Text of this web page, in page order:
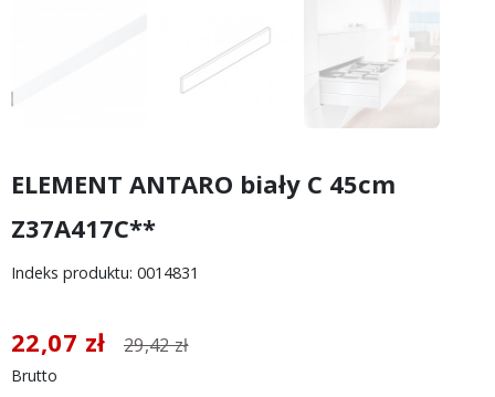
ELEMENT ANTARO biały C 45cm
Z37A417C**
Indeks produktu: 0014831
22,07 zł 29,42 zł
Brutto